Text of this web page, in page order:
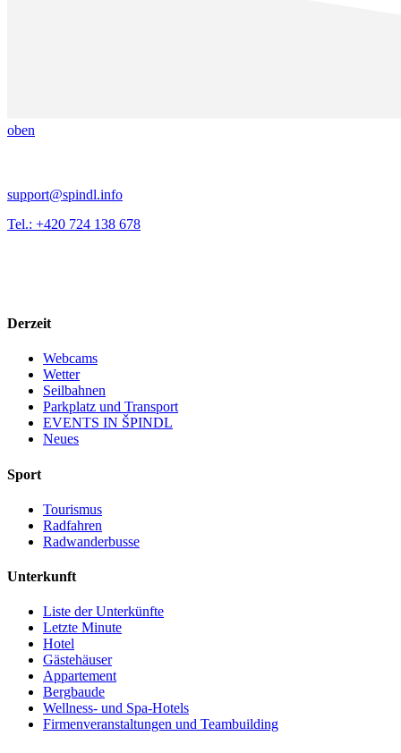
oben
support@spindl.info
Tel.: +420 724 138 678
Derzeit
Webcams
Wetter
Seilbahnen
Parkplatz und Transport
EVENTS IN ŠPINDL
Neues
Sport
Tourismus
Radfahren
Radwanderbusse
Unterkunft
Liste der Unterkünfte
Letzte Minute
Hotel
Gästehäuser
Appartement
Bergbaude
Wellness- und Spa-Hotels
Firmenveranstaltungen und Teambuilding